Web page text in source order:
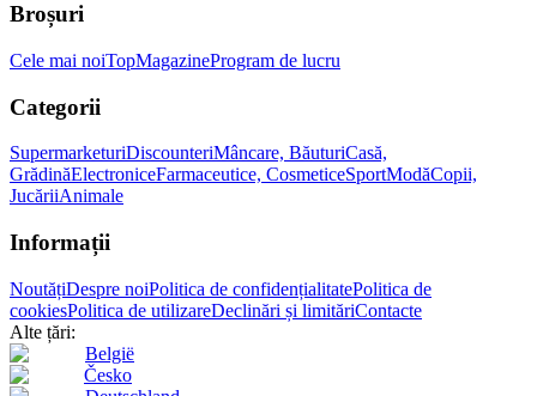
Broșuri
Cele mai noiTopMagazineProgram de lucru
Categorii
SupermarketuriDiscounteriMâncare, BăuturiCasă,
GrădinăElectroniceFarmaceutice, CosmeticeSportModăCopii,
JucăriiAnimale
Informații
NoutățiDespre noiPolitica de confidențialitatePolitica de
cookiesPolitica de utilizareDeclinări și limităriContacte
Alte țări:
België
Česko